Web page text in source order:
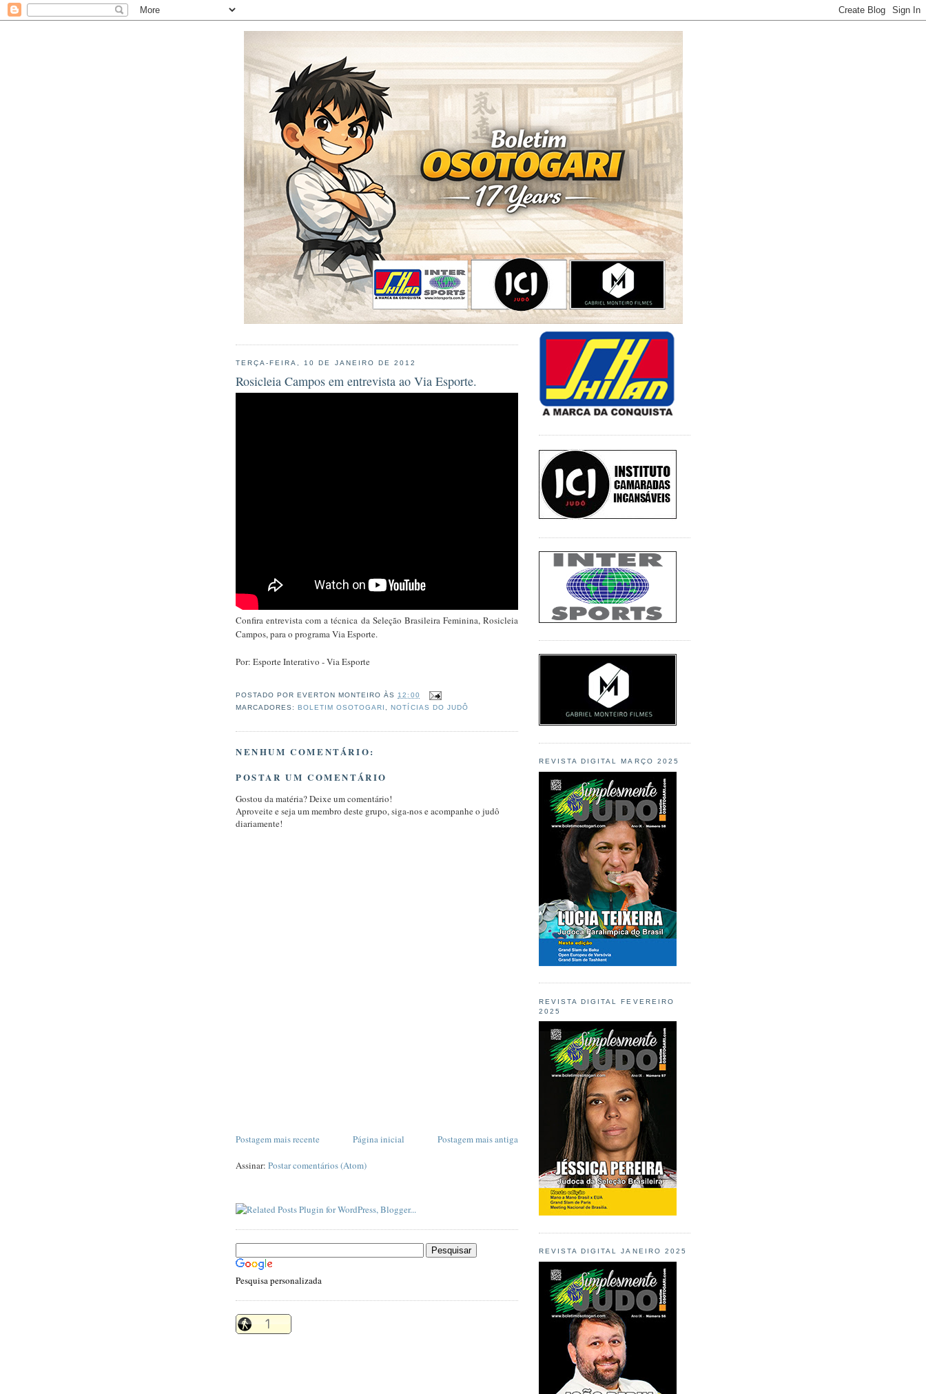
TERÇA-FEIRA, 10 DE JANEIRO DE 2012
Rosicleia Campos em entrevista ao Via Esporte.
Confira entrevista com a técnica da Seleção Brasileira Feminina, Rosicleia
Campos, para o programa Via Esporte.
Por: Esporte Interativo - Via Esporte
POSTADO POR EVERTON MONTEIRO ÀS12:00
MARCADORES:BOLETIM OSOTOGARI ,NOTÍCIAS DO JUDÔ
NENHUM COMENTÁRIO:
POSTAR UM COMENTÁRIO
Gostou da matéria? Deixe um comentário!
Aproveite e seja um membro deste grupo, siga-nos e acompanhe o judô
diariamente!
Postagem mais recente Postagem mais antiga
Página inicial
Assinar: Postar comentários (Atom)
Pesquisa personalizada
REVISTA DIGITAL MARÇO 2025
REVISTA DIGITAL FEVEREIRO
2025
REVISTA DIGITAL JANEIRO 2025